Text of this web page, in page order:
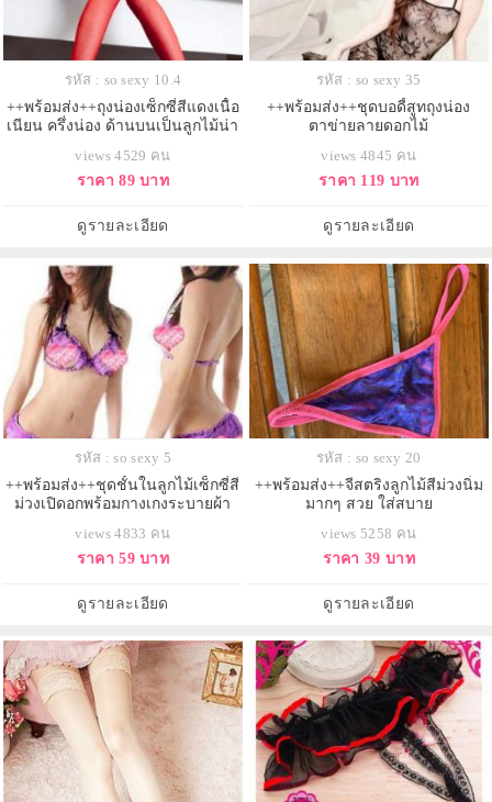
รหัส : so sexy 10.4
++พร้อมส่ง++ถุงน่องเซ็กซี่สีแดงเนื้อ
เนียน ครึ่งน่อง ด้านบนเป็นลูกไม้น่า
views 4529 คน
ราคา 89 บาท
ดูรายละเอียด
รหัส : so sexy 35
++พร้อมส่ง++ชุดบอดี้สูทถุงน่อง
ตาข่ายลายดอกไม้
views 4845 คน
ราคา 119 บาท
ดูรายละเอียด
รหัส : so sexy 5
++พร้อมส่ง++ชุดชั้นในลูกไม้เซ็กซี่สี
ม่วงเปิดอกพร้อมกางเกงระบายผ้า
views 4833 คน
ราคา 59 บาท
ดูรายละเอียด
รหัส : so sexy 20
++พร้อมส่ง++จีสตริงลูกไม้สีม่วงนิ่ม
มากๆ สวย ใส่สบาย
views 5258 คน
ราคา 39 บาท
ดูรายละเอียด